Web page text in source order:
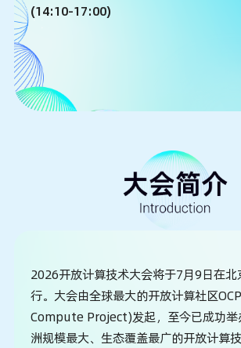
(14:10-17:00)
2026开放计算技术大会将于7月9日在北
行。大会由全球最大的开放计算社区
Compute Project)发起，至今已成功举
洲规模最大、生态覆盖最广的开放计算